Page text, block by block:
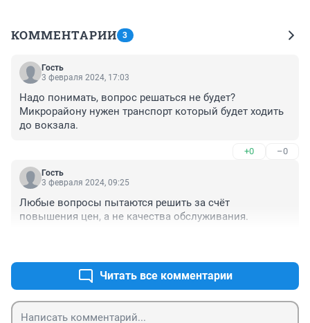
КОММЕНТАРИИ 3
Гость
3 февраля 2024, 17:03
Надо понимать, вопрос решаться не будет?
Микрорайону нужен транспорт который будет ходить
до вокзала.
+0 –0
Гость
3 февраля 2024, 09:25
Любые вопросы пытаются решить за счёт
повышения цен, а не качества обслуживания.
Читать все комментарии